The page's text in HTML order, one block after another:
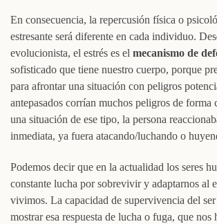
En consecuencia, la repercusión física o
estresante será diferente en cada individuo.
evolucionista, el estrés es el mecanismo de
sofisticado que tiene nuestro cuerpo, porque
para afrontar una situación con peligros
antepasados corrían muchos peligros de forma
una situación de ese tipo, la persona
inmediata, ya fuera atacando/luchando o
Podemos decir que en la actualidad los seres
constante lucha por sobrevivir y adaptarnos al
vivimos. La capacidad de supervivencia del
mostrar esa respuesta de lucha o fuga, que nos